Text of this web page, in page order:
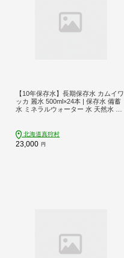
【10年保存水】長期保存水 カムイワ
ッカ 麗水 500ml×24本 | 保存水 備蓄
水 ミネラルウォーター 水 天然水 飲
式会社ジャパン・ミネラル [BPAI002]
北海道真狩村
23,000 円